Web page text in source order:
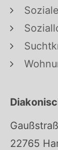
22765